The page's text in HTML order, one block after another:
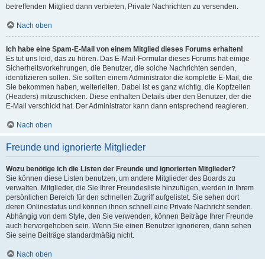
betreffenden Mitglied dann verbieten, Private Nachrichten zu versenden.
Nach oben
Ich habe eine Spam-E-Mail von einem Mitglied dieses Forums erhalten!
Es tut uns leid, das zu hören. Das E-Mail-Formular dieses Forums hat einige
Sicherheitsvorkehrungen, die Benutzer, die solche Nachrichten senden,
identifizieren sollen. Sie sollten einem Administrator die komplette E-Mail, die
Sie bekommen haben, weiterleiten. Dabei ist es ganz wichtig, die Kopfzeilen
(Headers) mitzuschicken. Diese enthalten Details über den Benutzer, der die
E-Mail verschickt hat. Der Administrator kann dann entsprechend reagieren.
Nach oben
Freunde und ignorierte Mitglieder
Wozu benötige ich die Listen der Freunde und ignorierten Mitglieder?
Sie können diese Listen benutzen, um andere Mitglieder des Boards zu
verwalten. Mitglieder, die Sie Ihrer Freundesliste hinzufügen, werden in Ihrem
persönlichen Bereich für den schnellen Zugriff aufgelistet. Sie sehen dort
deren Onlinestatus und können ihnen schnell eine Private Nachricht senden.
Abhängig von dem Style, den Sie verwenden, können Beiträge Ihrer Freunde
auch hervorgehoben sein. Wenn Sie einen Benutzer ignorieren, dann sehen
Sie seine Beiträge standardmäßig nicht.
Nach oben